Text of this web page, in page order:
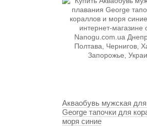
Акваобувь мужская
George тапочки для
моря синие